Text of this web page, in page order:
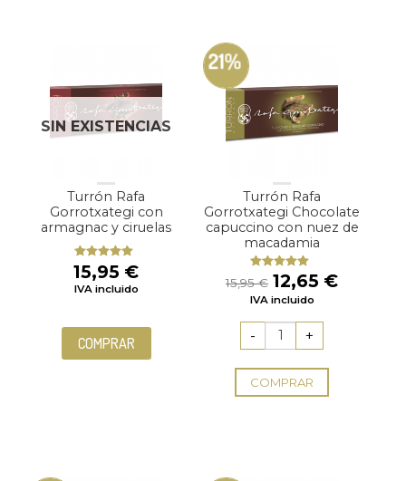
SIN EXISTENCIAS
Turrón Rafa
Gorrotxategi con
armagnac y ciruelas
Valorado
con5.00
de
5
15,95 €
IVA incluido
COMPRAR
21%
Turrón Rafa
Gorrotxategi Chocolate
capuccino con nuez de
macadamia
Valorado
con
5.00de
5
15,95€ El
precio
era:
15,95 €.
12,65 €El
IVA incluido
COMPRAR